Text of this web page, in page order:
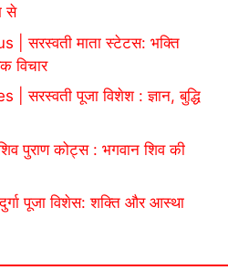
से
सरस्वती माता स्टेटस: भक्ति
विचार
पूजा विशेश : ज्ञान, बुद्धि
पुराण कोट्स : भगवान शिव की
पूजा विशेस: शक्ति और आस्था